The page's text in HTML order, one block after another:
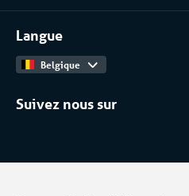
Travailler chez
Catalogue Produits
Contact
Langue
Belgique
Suivez nous sur